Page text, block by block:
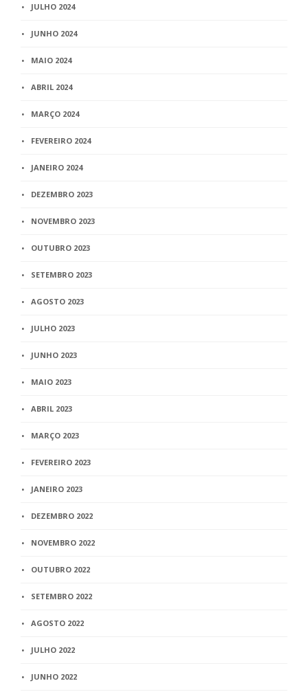
JULHO 2024
JUNHO 2024
MAIO 2024
ABRIL 2024
MARÇO 2024
FEVEREIRO 2024
JANEIRO 2024
DEZEMBRO 2023
NOVEMBRO 2023
OUTUBRO 2023
SETEMBRO 2023
AGOSTO 2023
JULHO 2023
JUNHO 2023
MAIO 2023
ABRIL 2023
MARÇO 2023
FEVEREIRO 2023
JANEIRO 2023
DEZEMBRO 2022
NOVEMBRO 2022
OUTUBRO 2022
SETEMBRO 2022
AGOSTO 2022
JULHO 2022
JUNHO 2022